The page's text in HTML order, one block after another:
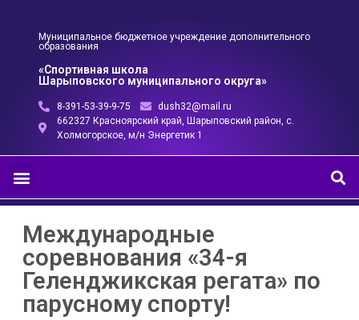
Муниципальное бюджетное учреждение дополнительного
образования
«Спортивная школа
Шарыповского муниципального округа»
8-391-53-39-9-75
dush32@mail.ru
662327 Красноярский край, Шарыповский район, с.
Холмогорское, м/н Энергетик 1
Международные
соревнования «34-я
Геленджикская регата» по
парусному спорту!